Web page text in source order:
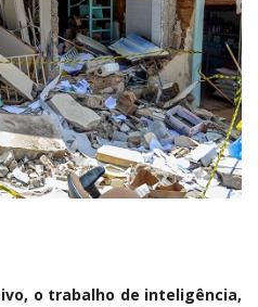
o trabalho de inteligência,